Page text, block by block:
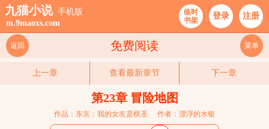
九猫小说 手机版
m.9maoxs.com
临时
书架
登录 注册
免费阅读
返回 菜单
上一章 查看最新章节 下一章
第23章 冒险地图
作品：东京：我的女友是棋圣 作者：漂浮的水银